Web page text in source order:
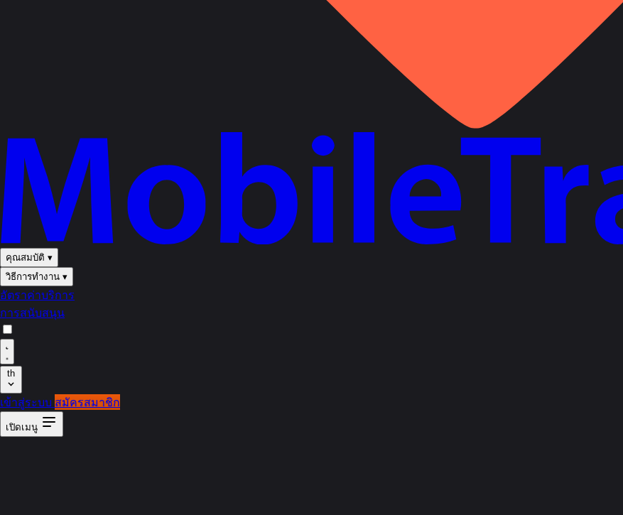
คุณสมบัติ ▾
วิธีการทำงาน ▾
อัตราค่าบริการ
การสนับสนุน
th
เข้าสู่ระบบ สมัครสมาชิก
เปิดเมนู